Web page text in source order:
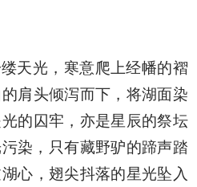
天光，寒意爬上经幡的褶
肩头倾泻而下，将湖面染
的囚牢，亦是星辰的祭坛
染，只有藏野驴的蹄声踏
心，翅尖抖落的星光坠入